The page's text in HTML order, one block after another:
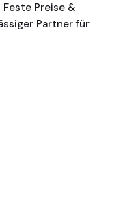
Feste Preise &
Partner für